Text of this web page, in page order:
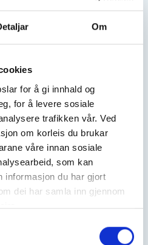
Om
for å gi innhald og
for å levere sosiale
trafikken vår. Ved
om korleis du brukar
våre innan sosiale
som kan
informasjon du har gjort
dei har samla inn gjennom